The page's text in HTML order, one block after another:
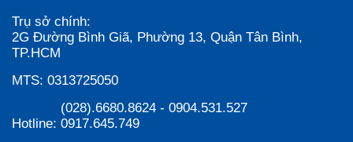
Trụ sở chính:
2G Đường Bình Giã, Phường 13, Quận Tân Bình,
TP.HCM
MTS: 0313725050
Hotline:
(028).6680.8624 - 0904.531.527
0917.645.749